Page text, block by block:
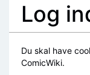
Log
Du skal have
ComicWiki.